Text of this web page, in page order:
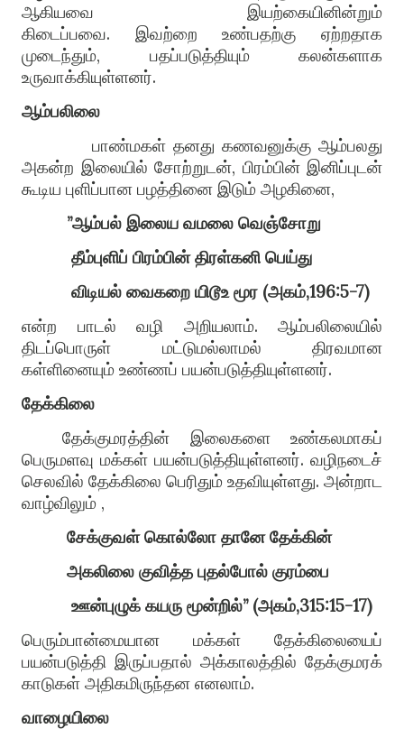
ஆகியவை இயற்கையினின்றும்
கிடைப்பவை. இவற்றை உண்பதற்கு ஏற்றதாக
முடைந்தும், பதப்படுத்தியும் கலன்களாக
உருவாக்கியுள்ளனர்.
ஆம்பலிலை
பாண்மகள் தனது கணவனுக்கு ஆம்பலது
அகன்ற இலையில் சோற்றுடன், பிரம்பின் இனிப்புடன்
கூடிய புளிப்பான பழத்தினை இடும் அழகினை,
”ஆம்பல் இலைய வமலை வெஞ்சோறு
தீம்புளிப் பிரம்பின் திரள்கனி பெய்து
விடியல் வைகறை யிடூஉ மூர (அகம்,196:5-7)
என்ற பாடல் வழி அறியலாம். ஆம்பலிலையில்
திடப்பொருள் மட்டுமல்லாமல் திரவமான
கள்ளினையும் உண்ணப் பயன்படுத்தியுள்ளனர்.
தேக்கிலை
தேக்குமரத்தின் இலைகளை உண்கலமாகப்
பெருமளவு மக்கள் பயன்படுத்தியுள்ளனர். வழிநடைச்
செலவில் தேக்கிலை பெரிதும் உதவியுள்ளது. அன்றாட
வாழ்விலும் ,
சேக்குவள் கொல்லோ தானே தேக்கின்
அகலிலை குவித்த புதல்போல் குரம்பை
ஊன்புழுக் கயரு மூன்றில்” (அகம்,315:15-17)
பெரும்பான்மையான மக்கள் தேக்கிலையைப்
பயன்படுத்தி இருப்பதால் அக்காலத்தில் தேக்குமரக்
காடுகள் அதிகமிருந்தன எனலாம்.
வாழையிலை